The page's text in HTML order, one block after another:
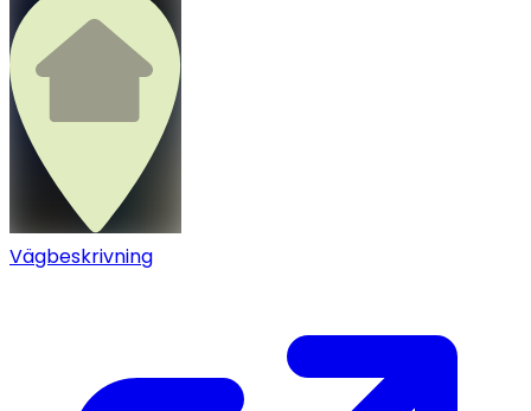
Vägbeskrivning